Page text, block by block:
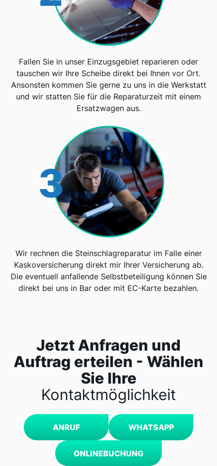
Fallen Sie in unser Einzugsgebiet reparieren oder
tauschen wir Ihre Scheibe direkt bei Ihnen vor Ort.
Ansonsten kommen Sie gerne zu uns in die Werkstatt
und wir statten Sie für die Reparaturzeit mit einem
Ersatzwagen aus.
3
Wir rechnen die Steinschlagreparatur im Falle einer
Kaskoversicherung direkt mir Ihrer Versicherung ab.
Die eventuell anfallende Selbstbeteiligung können Sie
direkt bei uns in Bar oder mit EC-Karte bezahlen.
Jetzt Anfragen und
Auftrag erteilen - Wählen
Sie Ihre
Kontaktmöglichkeit
ANRUF WHATSAPP
ONLINEBUCHUNG